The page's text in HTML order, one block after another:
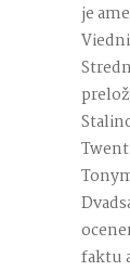
je
faktu